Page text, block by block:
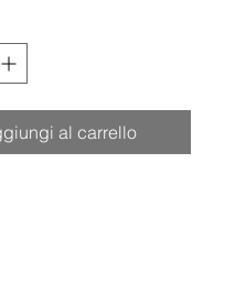
al carrello